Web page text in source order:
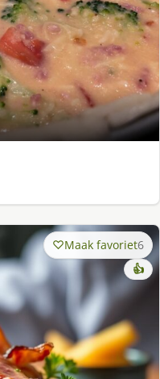
Maak favoriet6
👍